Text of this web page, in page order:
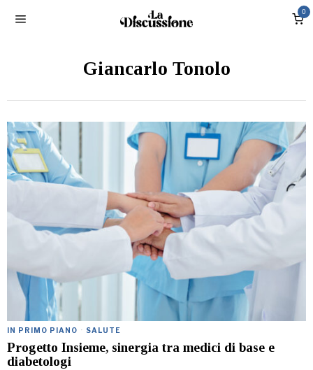
0
Giancarlo Tonolo
IN PRIMO PIANO · SALUTE
Progetto Insieme, sinergia tra medici di base e
diabetologi